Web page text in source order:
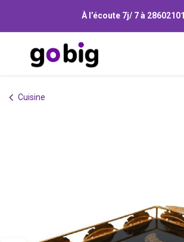
À l’écoute 7j/ 7 à 28602101
Cuisine